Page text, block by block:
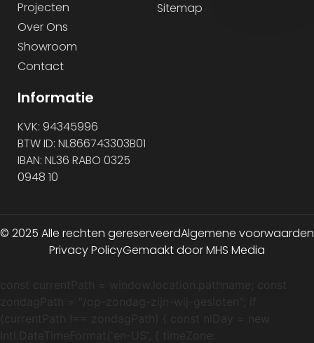
Projecten
Over Ons
Showroom
Contact
Sitemap
Informatie
KVK: 94345996
BTW ID: NL866743303B01
IBAN: NL36 RABO 0325
0948 10
© 2025 Alle rechten gereserveerdAlgemene voorwaarden
Privacy PolicyGemaakt door MHS Media